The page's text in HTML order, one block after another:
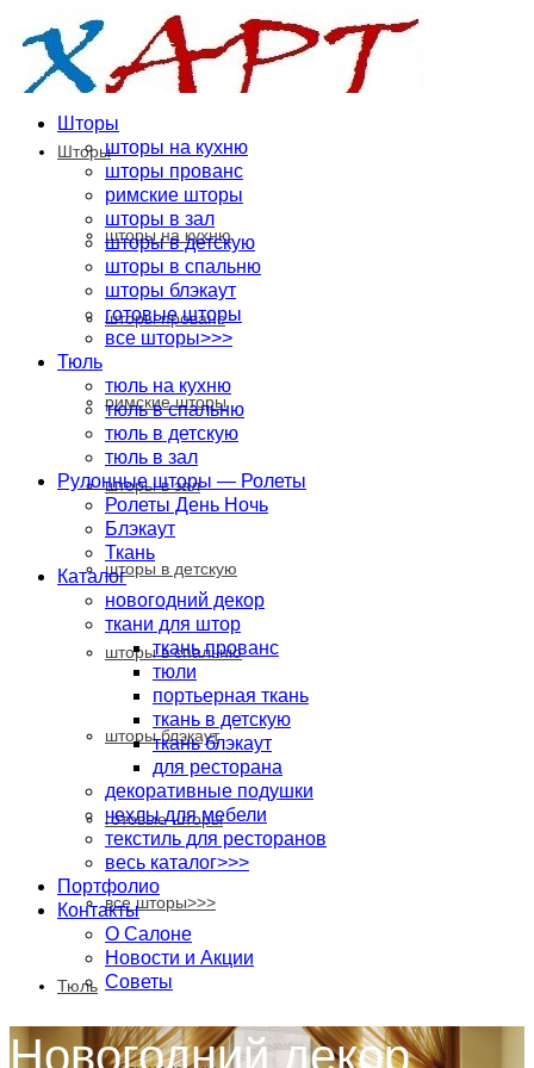
Шторы
шторы на кухню
шторы прованс
римские шторы
шторы в зал
шторы в детскую
шторы в спальню
шторы блэкаут
готовые шторы
все шторы>>>
Тюль
Шторы
шторы на кухню
шторы прованс
римские шторы
шторы в зал
шторы в детскую
шторы в спальню
шторы блэкаут
готовые шторы
все шторы>>>
Тюль
тюль на кухню
тюль в спальню
тюль в детскую
тюль в зал
Рулонные шторы — Ролеты
Ролеты День Ночь
Блэкаут
Ткань
Каталог
новогодний декор
ткани для штор
ткань прованс
тюли
портьерная ткань
ткань в детскую
ткань блэкаут
для ресторана
декоративные подушки
чехлы для мебели
текстиль для ресторанов
весь каталог>>>
Портфолио
Контакты
О Салоне
Новости и Акции
Cоветы
Новогодний декор